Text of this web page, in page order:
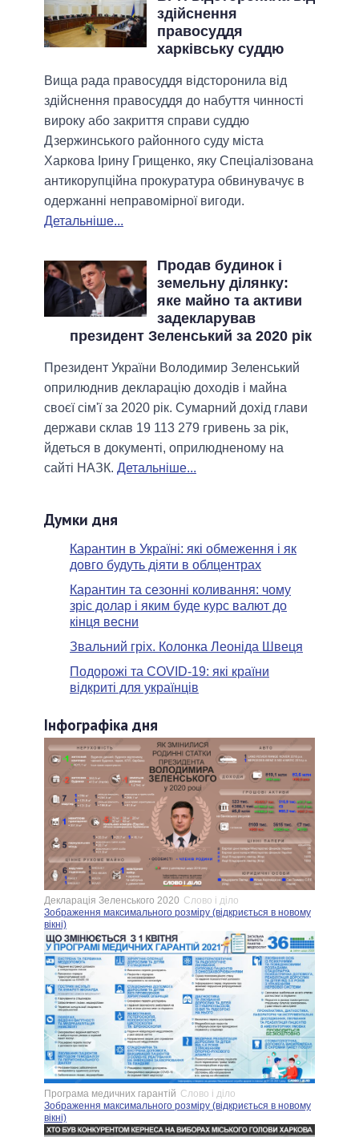
здійснення
правосуддя
харківську суддю
Вища рада правосуддя відсторонила від
здійснення правосуддя до набуття чинності
вироку або закриття справи суддю
Дзержинського районного суду міста
Харкова Ірину Грищенко, яку Спеціалізована
антикорупційна прокуратура обвинувачує в
одержанні неправомірної вигоди.
Детальніше...
Продав будинок і
земельну ділянку:
яке майно та активи
задекларував
президент Зеленський за 2020 рік
Президент України Володимир Зеленський
оприлюднив декларацію доходів і майна
своєї сім'ї за 2020 рік. Сумарний дохід глави
держави склав 19 113 279 гривень за рік,
йдеться в документі, оприлюдненому на
сайті НАЗК. Детальніше...
Думки дня
Карантин в Україні: які обмеження і як
довго будуть діяти в облцентрах
Карантин та сезонні коливання: чому
зріс долар і яким буде курс валют до
кінця весни
Звальний гріх. Колонка Леоніда Швеця
Подорожі та COVID-19: які країни
відкриті для українців
Інфографіка дня
Декларація Зеленського 2020 Слово і діло
Зображення максимального розміру (відкриється в новому
вікні)
Програма медичних гарантій Слово і діло
Зображення максимального розміру (відкриється в новому
вікні)